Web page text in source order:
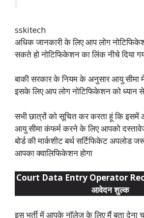
sskitech
अधिक जानकारी के लिए आप लोग
सकते हो नोटिफिकेशन का लिंक नीचे दिया
बाकी सरकार के नियम के अनुसार आयु सीमा
इसके लिए आप लोग नोटिफिकेशन को ध्यान
सभी छात्रों को सूचित कर करता हूं कि
आयु सीमा कंफर्म करने के लिए आपको
बोर्ड की मार्कशीट बर्थ सर्टिफिकेट अपलोड
आपका क्वालिफिकेशन होगा
Court Data Entry Operator
आवेदन शुल्क
इस भर्ती में आपके नॉलेज के लिए मैं बता देना